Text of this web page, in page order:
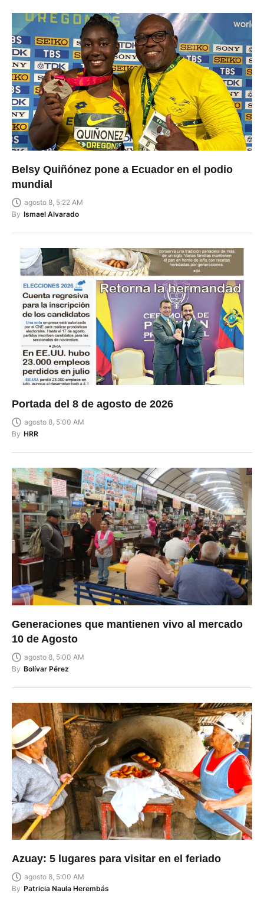
Belsy Quiñónez pone a Ecuador en el podio
mundial
agosto 8, 5:22 AM
By Ismael Alvarado
Portada del 8 de agosto de 2026
agosto 8, 5:00 AM
By HRR
Generaciones que mantienen vivo al mercado
10 de Agosto
agosto 8, 5:00 AM
By Bolívar Pérez
Azuay: 5 lugares para visitar en el feriado
agosto 8, 5:00 AM
By Patricia Naula Herembás